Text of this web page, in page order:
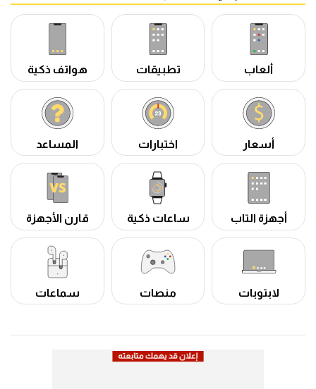
ألعاب تطبيقات هواتف ذكية
أسعار اختبارات المساعد
أجهزة التاب ساعات ذكية قارن الأجهزة
لابتوبات منصات سماعات